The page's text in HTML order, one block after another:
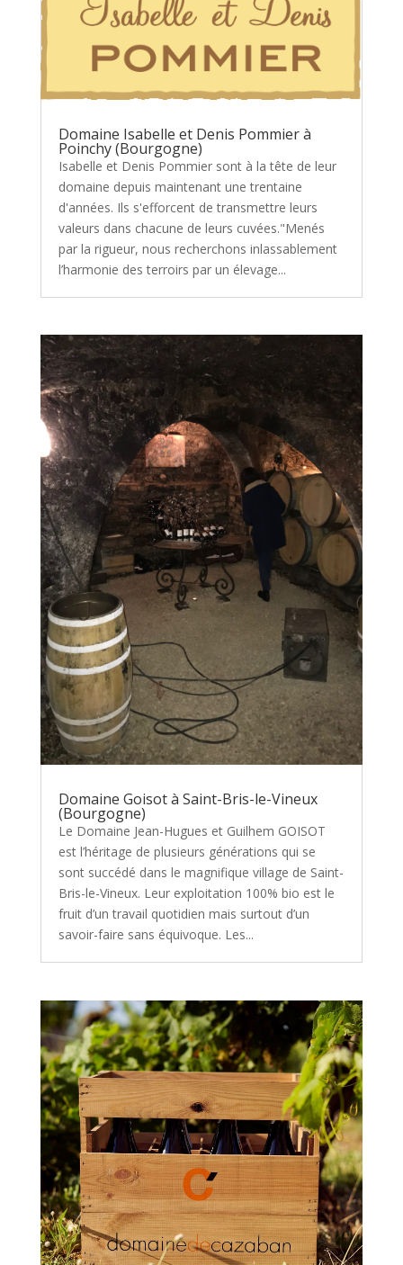
Domaine Isabelle et Denis Pommier à
Poinchy (Bourgogne)
Isabelle et Denis Pommier sont à la tête de leur
domaine depuis maintenant une trentaine
d'années. Ils s'efforcent de transmettre leurs
valeurs dans chacune de leurs cuvées."Menés
par la rigueur, nous recherchons inlassablement
l’harmonie des terroirs par un élevage...
Domaine Goisot à Saint-Bris-le-Vineux
(Bourgogne)
Le Domaine Jean-Hugues et Guilhem GOISOT
est l’héritage de plusieurs générations qui se
sont succédé dans le magnifique village de Saint-
Bris-le-Vineux. Leur exploitation 100% bio est le
fruit d’un travail quotidien mais surtout d’un
savoir-faire sans équivoque. Les...